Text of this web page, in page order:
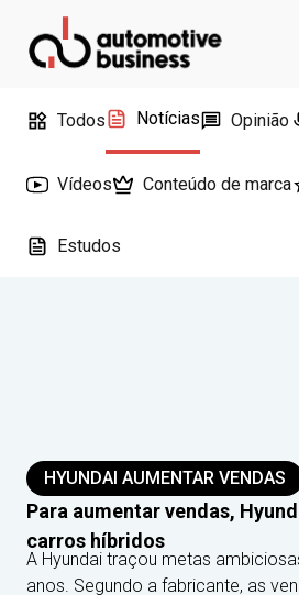
Todos Notícias Opinião
Vídeos Conteúdo de marca
Estudos
HYUNDAI AUMENTAR VENDAS
Para aumentar vendas,
carros híbridos
A Hyundai traçou metas
anos. Segundo a fabricante, as